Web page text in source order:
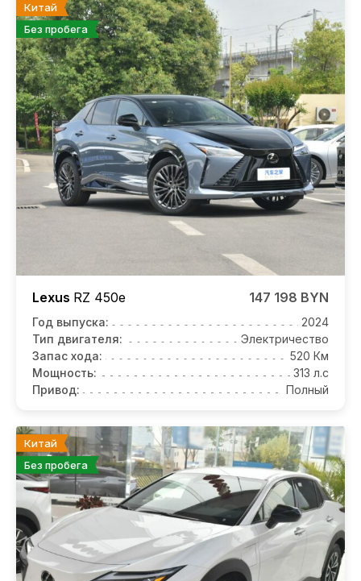
Китай
Без пробега
Lexus RZ 450е 147 198 BYN
Год выпуска:
2024
Тип двигателя:
Электричество
Запас хода:
520 Км
Мощность:
313 л.с
Привод:
Полный
Китай
Без пробега